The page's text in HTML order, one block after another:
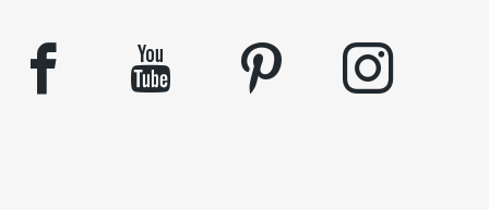
facebook youtube pinterest instagram